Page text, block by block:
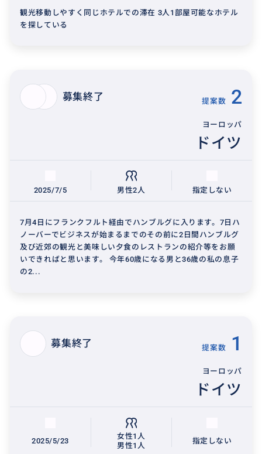
観光移動しやすく同じホテルでの滞在 3人1部屋可能なホテル
を探している
募集終了 提案数 2
ヨーロッパ
ドイツ
2025/7/5 男性2人 指定しない
7月4日にフランクフルト経由でハンブルグに入ります。7日ハ
ノーバーでビジネスが始まるまでのその前に2日間ハンブルグ
及び近郊の観光と美味しい夕食のレストランの紹介等をお願
いできればと思います。 今年60歳になる男と36歳の私の息子
の2...
募集終了 提案数 1
ヨーロッパ
ドイツ
2025/5/23
女性1人
男性1人
指定しない